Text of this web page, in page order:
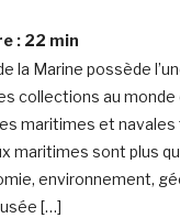
: 22 min
la Marine possède
collections au monde
maritimes et navales
maritimes sont plus
environnement,
[…]